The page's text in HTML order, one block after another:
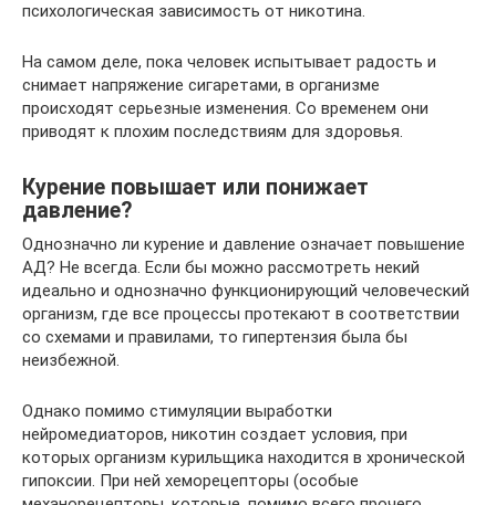
психологическая зависимость от никотина.
На самом деле, пока человек испытывает радость и
снимает напряжение сигаретами, в организме
происходят серьезные изменения. Со временем они
приводят к плохим последствиям для здоровья.
Курение повышает или понижает
давление?
Однозначно ли курение и давление означает повышение
АД? Не всегда. Если бы можно рассмотреть некий
идеально и однозначно функционирующий человеческий
организм, где все процессы протекают в соответствии
со схемами и правилами, то гипертензия была бы
неизбежной.
Однако помимо стимуляции выработки
нейромедиаторов, никотин создает условия, при
которых организм курильщика находится в хронической
гипоксии. При ней хеморецепторы (особые